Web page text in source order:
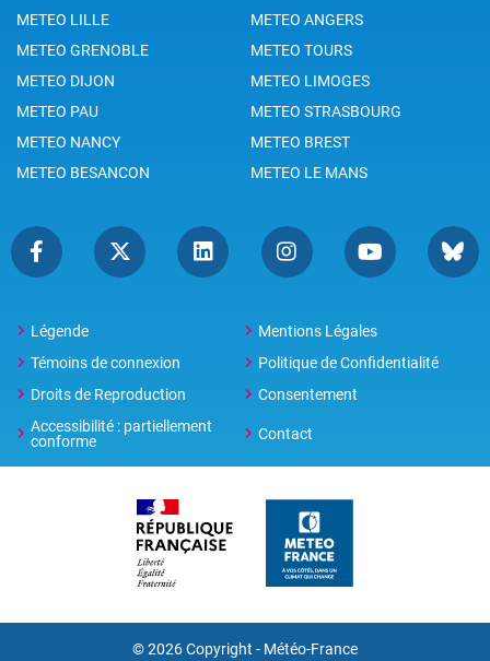
METEO LILLE
METEO ANGERS
METEO GRENOBLE
METEO TOURS
METEO DIJON
METEO LIMOGES
METEO PAU
METEO STRASBOURG
METEO NANCY
METEO BREST
METEO BESANCON
METEO LE MANS
Légende
Mentions Légales
Témoins de connexion
Politique de Confidentialité
Droits de Reproduction
Consentement
Accessibilité : partiellement
conforme
Contact
© 2026 Copyright - Météo-France